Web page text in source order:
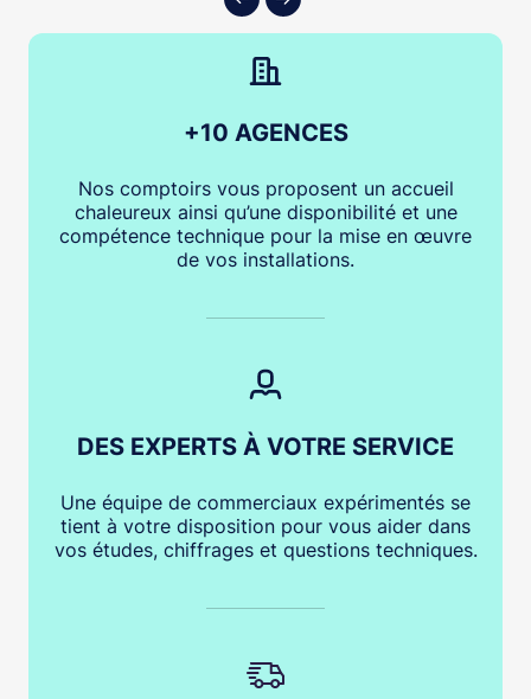
+10 AGENCES
Nos comptoirs vous proposent un accueil
chaleureux ainsi qu’une disponibilité et une
compétence technique pour la mise en œuvre
de vos installations.
DES EXPERTS À VOTRE SERVICE
Une équipe de commerciaux expérimentés se
tient à votre disposition pour vous aider dans
vos études, chiffrages et questions techniques.